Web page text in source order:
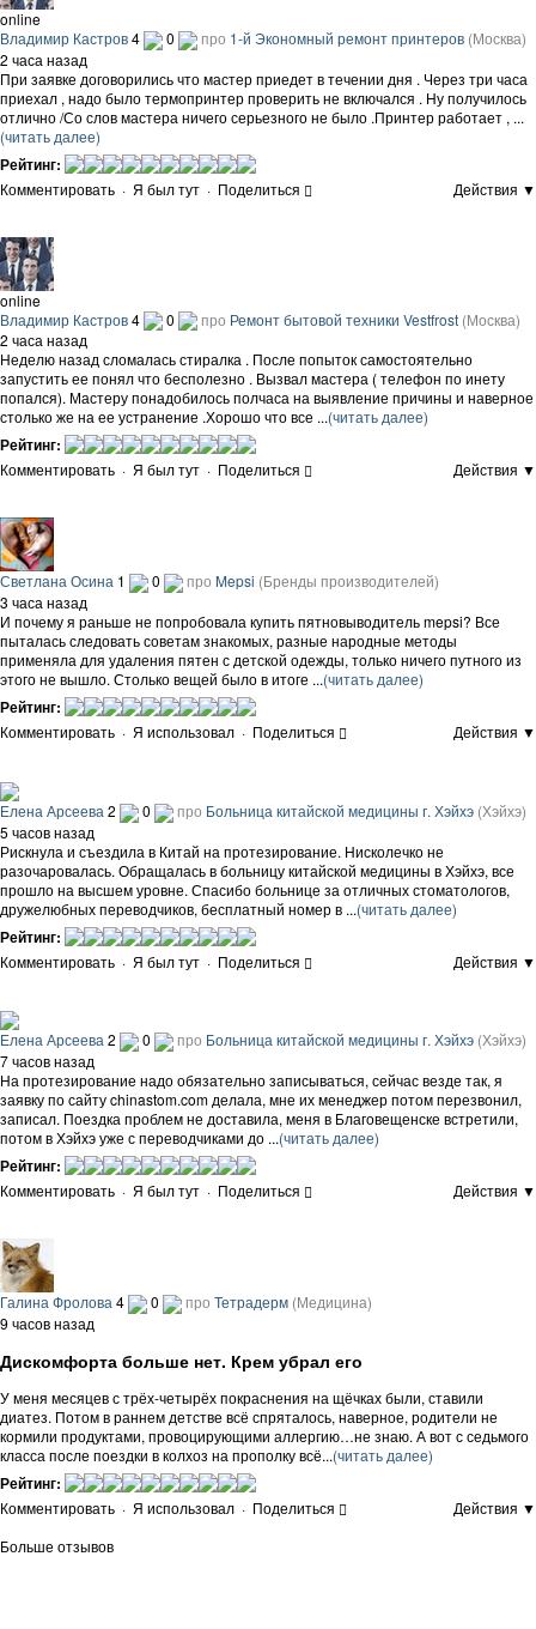
online
Владимир Кастров4 0 про 1-й Экономный ремонт принтеров (Москва)
2 часа назад
При заявке договорились что мастер приедет в течении дня . Через три часа
приехал , надо было термопринтер проверить не включался . Ну получилось
отлично /Со слов мастера ничего серьезного не было .Принтер работает , ...
(читать далее)
Рейтинг:
Комментировать · Я был тут · Поделиться Действия ▼
online
Владимир Кастров4 0 про Ремонт бытовой техники Vestfrost (Москва)
2 часа назад
Неделю назад сломалась стиралка . После попыток самостоятельно
запустить ее понял что бесполезно . Вызвал мастера ( телефон по инету
попался). Мастеру понадобилось полчаса на выявление причины и наверное
столько же на ее устранение .Хорошо что все ...(читать далее)
Рейтинг:
Комментировать · Я был тут · Поделиться Действия ▼
Светлана Осина 1 0 про Mepsi (Бренды производителей)
3 часа назад
И почему я раньше не попробовала купить пятновыводитель mepsi? Все
пыталась следовать советам знакомых, разные народные методы
применяла для удаления пятен с детской одежды, только ничего путного из
этого не вышло. Столько вещей было в итоге ...(читать далее)
Рейтинг:
Комментировать · Я использовал · Поделиться Действия ▼
Елена Арсеева 2 0 про Больница китайской медицины г. Хэйхэ (Хэйхэ)
5 часов назад
Рискнула и съездила в Китай на протезирование. Нисколечко не
разочаровалась. Обращалась в больницу китайской медицины в Хэйхэ, все
прошло на высшем уровне. Спасибо больнице за отличных стоматологов,
дружелюбных переводчиков, бесплатный номер в ...(читать далее)
Рейтинг:
Комментировать · Я был тут · Поделиться Действия ▼
Елена Арсеева2 0 про Больница китайской медицины г. Хэйхэ (Хэйхэ)
7 часов назад
На протезирование надо обязательно записываться, сейчас везде так, я
заявку по сайту chinastom.com делала, мне их менеджер потом перезвонил,
записал. Поездка проблем не доставила, меня в Благовещенске встретили,
потом в Хэйхэ уже с переводчиками до ...(читать далее)
Рейтинг:
Комментировать · Я был тут · Поделиться Действия ▼
Галина Фролова 4 0 про Тетрадерм (Медицина)
9 часов назад
Дискомфорта больше нет. Крем убрал его
У меня месяцев с трёх-четырёх покраснения на щёчках были, ставили
диатез. Потом в раннем детстве всё спряталось, наверное, родители не
кормили продуктами, провоцирующими аллергию…не знаю. А вот с седьмого
класса после поездки в колхоз на прополку всё...(читать далее)
Рейтинг:
Комментировать · Я использовал · Поделиться
Действия ▼
Больше отзывов